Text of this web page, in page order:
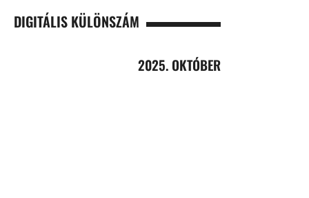
DIGITÁLIS KÜLÖNSZÁM
2025. OKTÓBER